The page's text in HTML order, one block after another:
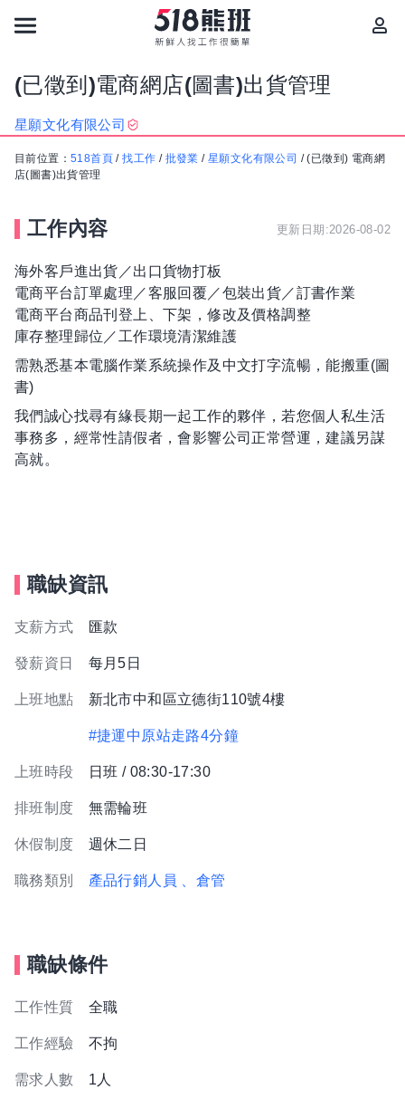
(已徵到)電商網店(圖書)出貨管理
星願文化有限公司
目前位置： 518首頁 /找工作 / 批發業 /星願文化有限公司 /(已徵到) 電商網
店(圖書)出貨管理
工作內容 更新日期:2026-08-02
海外客戶進出貨／出口貨物打板
電商平台訂單處理／客服回覆／包裝出貨／訂書作業
電商平台商品刊登上、下架，修改及價格調整
庫存整理歸位／工作環境清潔維護
需熟悉基本電腦作業系統操作及中文打字流暢，能搬重(圖
書)
我們誠心找尋有緣長期一起工作的夥伴，若您個人私生活
事務多，經常性請假者，會影響公司正常營運，建議另謀
高就。
職缺資訊
支薪方式 匯款
發薪資日 每月5日
上班地點 新北市中和區立德街110號4樓
#捷運中原站走路4分鐘
上班時段 日班 / 08:30-17:30
排班制度 無需輪班
休假制度 週休二日
職務類別 產品行銷人員 、倉管
職缺條件
工作性質 全職
工作經驗 不拘
需求人數 1人